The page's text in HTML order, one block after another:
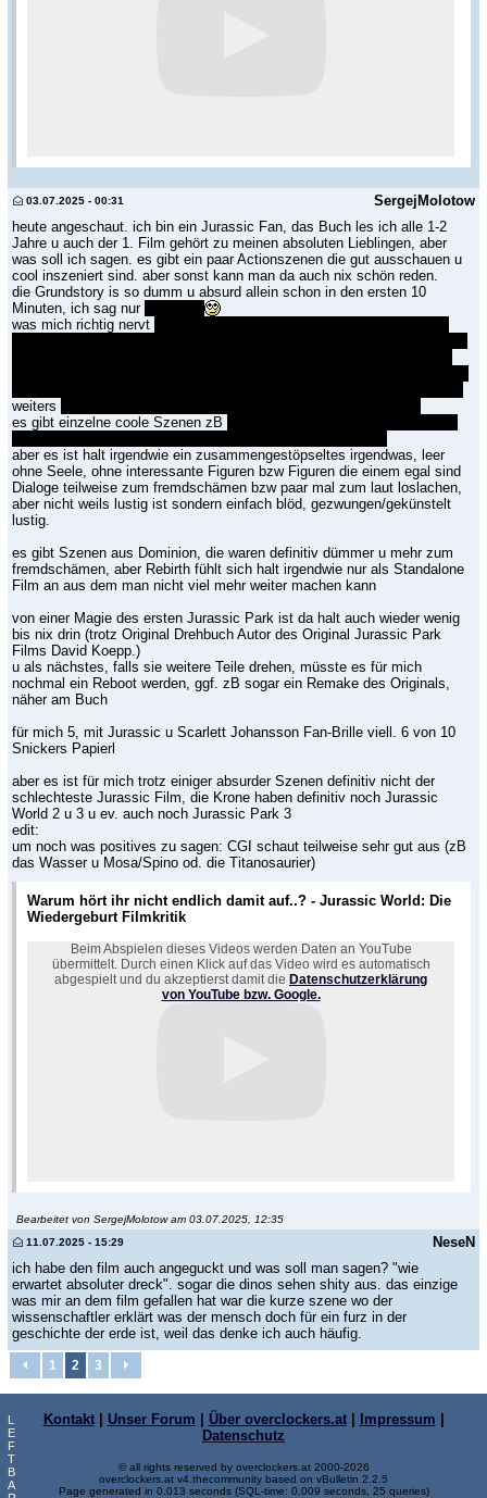
SergejMolotow
03.07.2025 - 00:31
heute angeschaut. ich bin ein Jurassic Fan, das Buch les ich alle 1-2
Jahre u auch der 1. Film gehört zu meinen absoluten Lieblingen, aber
was soll ich sagen. es gibt ein paar Actionszenen die gut ausschauen u
cool inszeniert sind. aber sonst kann man da auch nix schön reden.
die Grundstory is so dumm u absurd allein schon in den ersten 10
Minuten, ich sag nur
was mich richtig nervt
weiters
es gibt einzelne coole Szenen zB
aber es ist halt irgendwie ein zusammengestöpseltes irgendwas, leer
ohne Seele, ohne interessante Figuren bzw Figuren die einem egal sind
Dialoge teilweise zum fremdschämen bzw paar mal zum laut loslachen,
aber nicht weils lustig ist sondern einfach blöd, gezwungen/gekünstelt
lustig.
es gibt Szenen aus Dominion, die waren definitiv dümmer u mehr zum
fremdschämen, aber Rebirth fühlt sich halt irgendwie nur als Standalone
Film an aus dem man nicht viel mehr weiter machen kann
von einer Magie des ersten Jurassic Park ist da halt auch wieder wenig
bis nix drin (trotz Original Drehbuch Autor des Original Jurassic Park
Films David Koepp.)
u als nächstes, falls sie weitere Teile drehen, müsste es für mich
nochmal ein Reboot werden, ggf. zB sogar ein Remake des Originals,
näher am Buch
für mich 5, mit Jurassic u Scarlett Johansson Fan-Brille viell. 6 von 10
Snickers Papierl
aber es ist für mich trotz einiger absurder Szenen definitiv nicht der
schlechteste Jurassic Film, die Krone haben definitiv noch Jurassic
World 2 u 3 u ev. auch noch Jurassic Park 3
edit:
um noch was positives zu sagen: CGI schaut teilweise sehr gut aus (zB
das Wasser u Mosa/Spino od. die Titanosaurier)
Warum hört ihr nicht endlich damit auf..? - Jurassic World: Die
Wiedergeburt Filmkritik
Beim Abspielen dieses Videos werden Daten an YouTube
übermittelt. Durch einen Klick auf das Video wird es automatisch
abgespielt und du akzeptierst damit die Datenschutzerklärung
von YouTube bzw. Google.
Bearbeitet von SergejMolotow am 03.07.2025, 12:35
NeseN
11.07.2025 - 15:29
ich habe den film auch angeguckt und was soll man sagen? "wie
erwartet absoluter dreck". sogar die dinos sehen shity aus. das einzige
was mir an dem film gefallen hat war die kurze szene wo der
wissenschaftler erklärt was der mensch doch für ein furz in der
geschichte der erde ist, weil das denke ich auch häufig.
1 2 3
L
E
F
T
B
A
Kontakt| Unser Forum Über overclockers.at| Impressum
Datenschutz
© all rights reserved by overclockers.at 2000-2026
overclockers.at v4.thecommunity based on vBulletin 2.2.5
Page generated in 0.013 seconds (SQL-time: 0.009 seconds, 25 queries)